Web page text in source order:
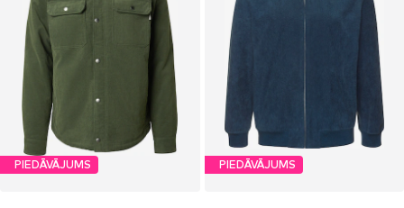
PIEDĀVĀJUMS PIEDĀVĀJUMS